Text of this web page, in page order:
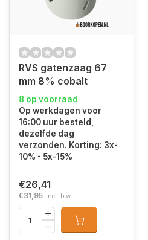
RVS gatenzaag 67
mm 8% cobalt
8 op voorraad
Op werkdagen voor
16:00 uur besteld,
dezelfde dag
verzonden. Korting: 3x-
10% - 5x-15%
€26,41
€31,95 Incl. btw